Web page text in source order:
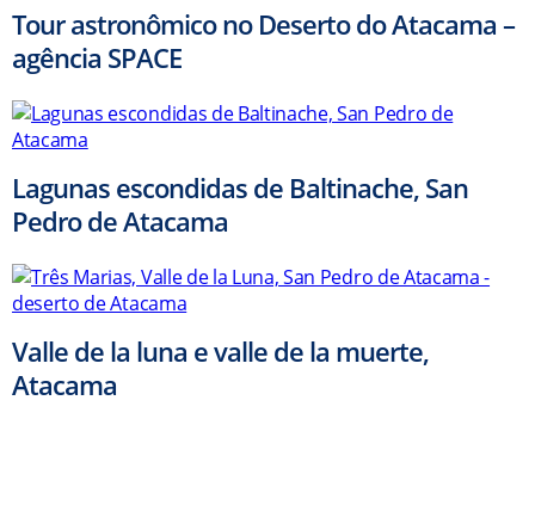
Tour astronômico no Deserto do Atacama –
agência SPACE
Lagunas escondidas de Baltinache, San
Pedro de Atacama
Valle de la luna e valle de la muerte,
Atacama